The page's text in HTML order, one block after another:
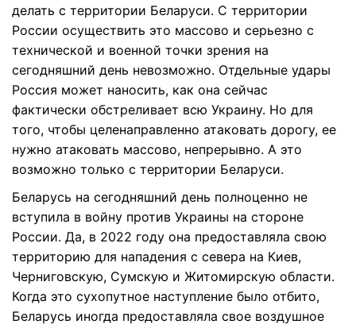
делать с территории Беларуси. С территории
России осуществить это массово и серьезно с
технической и военной точки зрения на
сегодняшний день невозможно. Отдельные удары
Россия может наносить, как она сейчас
фактически обстреливает всю Украину. Но для
того, чтобы целенаправленно атаковать дорогу, ее
нужно атаковать массово, непрерывно. А это
возможно только с территории Беларуси.
Беларусь на сегодняшний день полноценно не
вступила в войну против Украины на стороне
России. Да, в 2022 году она предоставляла свою
территорию для нападения с севера на Киев,
Черниговскую, Сумскую и Житомирскую области.
Когда это сухопутное наступление было отбито,
Беларусь иногда предоставляла свое воздушное